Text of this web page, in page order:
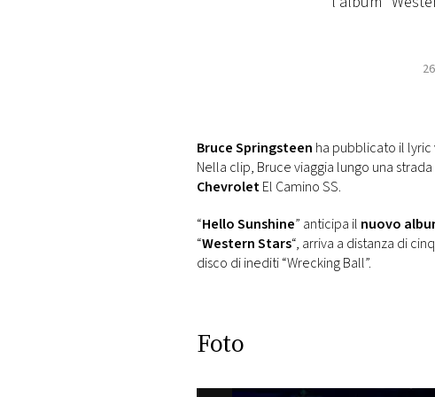
Bruce Springsteen ha pubblicato il lyric
Nella clip, Bruce viaggia lungo una
ChevroletEl Camino SS.
“Hello Sunshine” anticipa il nuovo
“Western Stars“, arriva a distanza di
disco di inediti “Wrecking Ball”.
Foto